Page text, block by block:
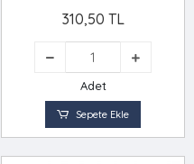
310,50 TL
Adet
Sepete Ekle